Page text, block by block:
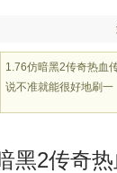
1.76仿暗黑2传奇热血
说不准就能很好地刷一
黑2传奇